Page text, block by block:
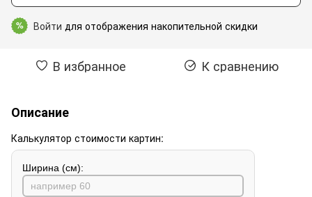
% Войти для отображения накопительной скидки
В избранное К сравнению
Описание
Калькулятор стоимости картин:
Ширина (см):